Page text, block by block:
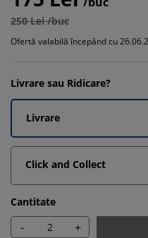
250 Lei /buc
Ofertă valabilă începând cu
Livrare sau Ridicare?
Livrare
Click and Collect
Cantitate
- +